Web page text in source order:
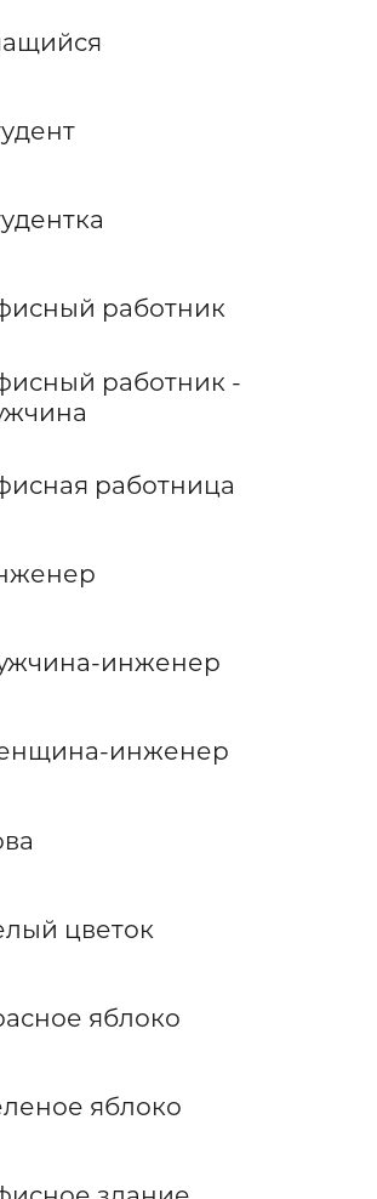
работник
работник -
работница
инженер
инженер
цветок
яблоко
яблоко